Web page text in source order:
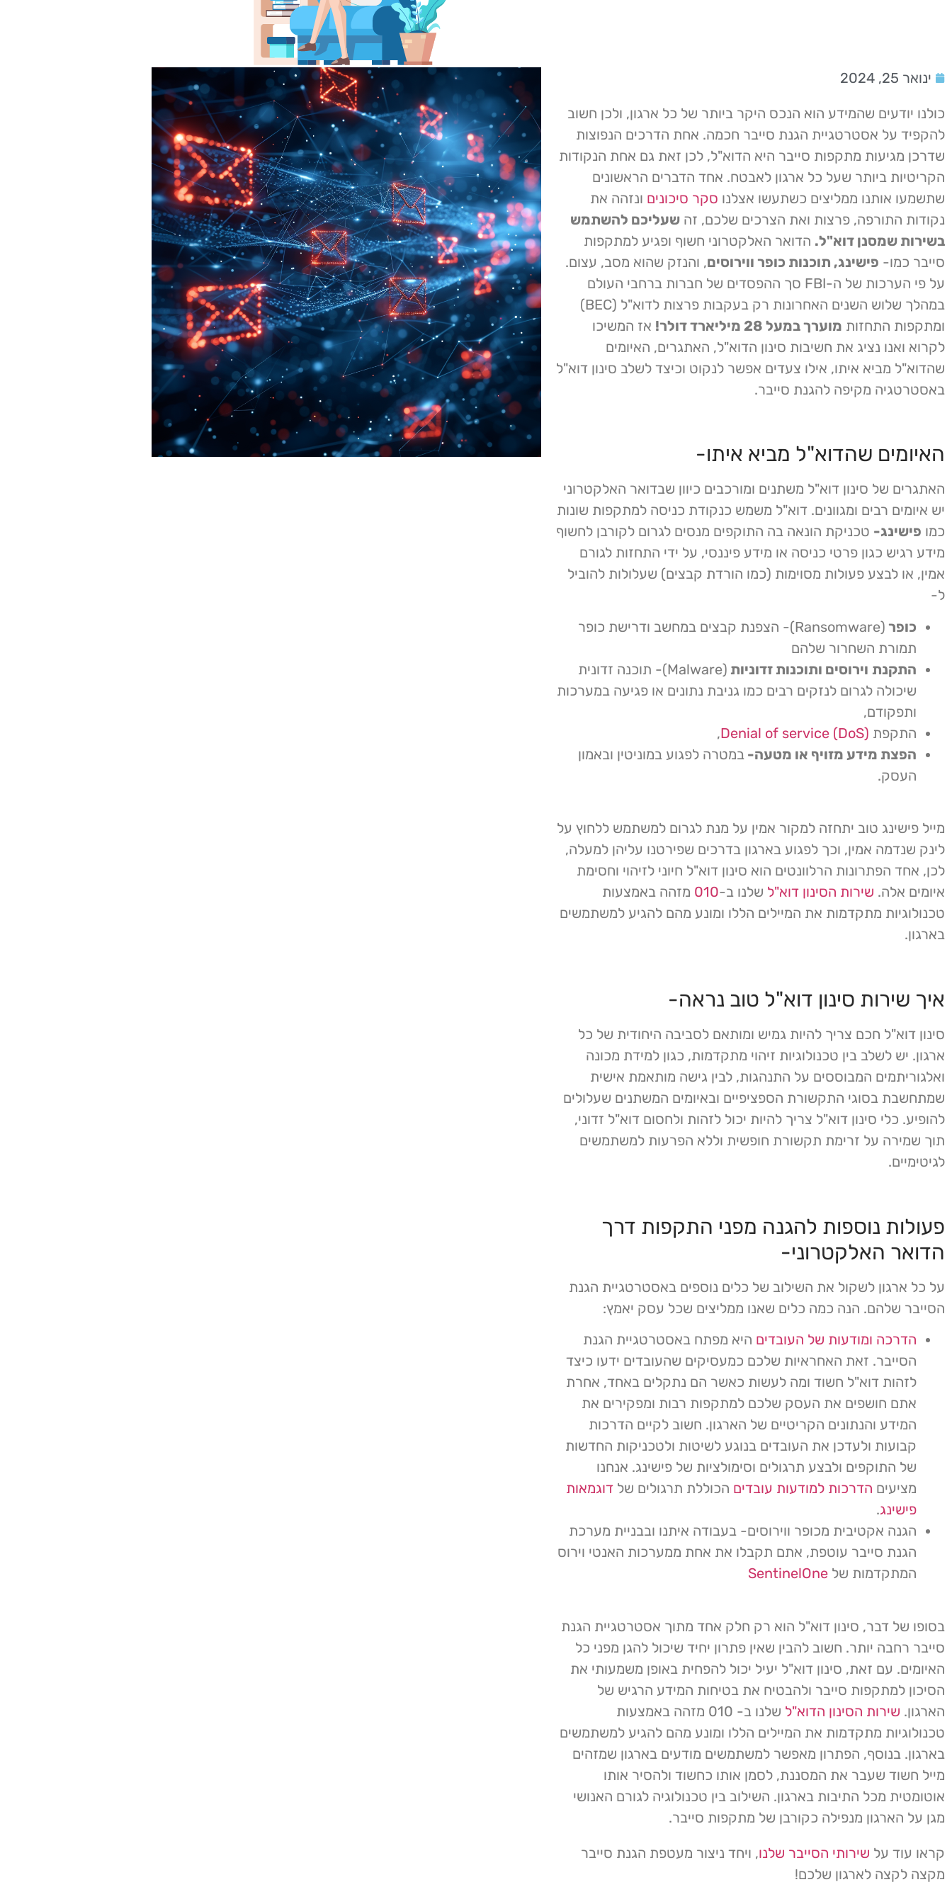
ינואר 25, 2024
כולנו יודעים שהמידע הוא הנכס היקר ביותר של כל ארגון, ולכן חשוב
להקפיד על אסטרטגיית הגנת סייבר חכמה. אחת הדרכים הנפוצות
שדרכן מגיעות מתקפות סייבר היא הדוא"ל, לכן זאת גם אחת הנקודות
הקריטיות ביותר שעל כל ארגון לאבטח. אחד הדברים הראשונים
שתשמעו אותנו ממליצים כשתעשו אצלנו סקר סיכונים ונזהה את
נקודות התורפה, פרצות ואת הצרכים שלכם, זה שעליכם להשתמש
בשירות שמסנן דוא"ל. הדואר האלקטרוני חשוף ופגיע למתקפות
סייבר כמו- פישינג, תוכנות כופר ווירוסים, והנזק שהוא מסב, עצום.
על פי הערכות של ה-FBI סך ההפסדים של חברות ברחבי העולם
במהלך שלוש השנים האחרונות רק בעקבות פרצות לדוא"ל (BEC)
ומתקפות התחזות מוערך במעל 28 מיליארד דולר!
אז המשיכו
לקרוא ואנו נציג את חשיבות סינון הדוא"ל, האתגרים, האיומים
שהדוא"ל מביא איתו, אילו צעדים אפשר לנקוט וכיצד לשלב סינון דוא"ל
באסטרטגיה מקיפה להגנת סייבר.
האיומים שהדוא"ל מביא איתו-
האתגרים של סינון דוא"ל משתנים ומורכבים כיוון שבדואר האלקטרוני
יש איומים רבים ומגוונים. דוא"ל משמש כנקודת כניסה למתקפות שונות
כמו פישינג- טכניקת הונאה בה התוקפים מנסים לגרום לקורבן לחשוף
מידע רגיש כגון פרטי כניסה או מידע פיננסי, על ידי התחזות לגורם
אמין, או לבצע פעולות מסוימות (כמו הורדת קבצים) שעלולות להוביל
ל-
כופר
(Ransomware)- הצפנת קבצים במחשב ודרישת כופר
תמורת השחרור שלהם
התקנת וירוסים ותוכנות זדוניות
(Malware)- תוכנה זדונית
שיכולה לגרום לנזקים רבים כמו גניבת נתונים או פגיעה במערכות
ותפקודם,
התקפת Denial of service (DoS)
,
הפצת מידע מזויף או מטעה- במטרה לפגוע במוניטין ובאמון
העסק.
מייל פישינג טוב יתחזה למקור אמין על מנת לגרום למשתמש ללחוץ על
לינק שנדמה אמין, וכך לפגוע בארגון בדרכים שפירטנו עליהן למעלה,
לכן, אחד הפתרונות הרלוונטים הוא סינון דוא"ל חיוני לזיהוי וחסימת
איומים אלה. שירות הסינון דוא"ל שלנו ב-010 מזהה באמצעות
טכנולוגיות מתקדמות את המיילים הללו ומונע מהם להגיע למשתמשים
בארגון.
איך שירות סינון דוא"ל טוב נראה-
סינון דוא"ל חכם צריך להיות גמיש ומותאם לסביבה היחודית של כל
ארגון. יש לשלב בין טכנולוגיות זיהוי מתקדמות, כגון למידת מכונה
ואלגוריתמים המבוססים על התנהגות, לבין גישה מותאמת אישית
שמתחשבת בסוגי התקשורת הספציפיים ובאיומים המשתנים שעלולים
להופיע. כלי סינון דוא"ל צריך להיות יכול לזהות ולחסום דוא"ל זדוני,
תוך שמירה על זרימת תקשורת חופשית וללא הפרעות למשתמשים
לגיטימיים.
פעולות נוספות להגנה מפני התקפות דרך
הדואר האלקטרוני-
על כל ארגון לשקול את השילוב של כלים נוספים באסטרטגיית הגנת
הסייבר שלהם. הנה כמה כלים שאנו ממליצים שכל עסק יאמץ:
הדרכה ומודעות של העובדים היא מפתח באסטרטגיית הגנת
הסייבר. זאת האחראיות שלכם כמעסיקים שהעובדים ידעו כיצד
לזהות דוא"ל חשוד ומה לעשות כאשר הם נתקלים באחד, אחרת
אתם חושפים את העסק שלכם למתקפות רבות ומפקירים את
המידע והנתונים הקריטיים של הארגון. חשוב לקיים הדרכות
קבועות ולעדכן את העובדים בנוגע לשיטות ולטכניקות החדשות
של התוקפים ולבצע תרגולים וסימולציות של פישינג. אנחנו
מציעים הדרכות למודעות עובדים הכוללת תרגולים של דוגמאות
פישינג.
הגנה אקטיבית מכופר ווירוסים- בעבודה איתנו ובבניית מערכת
הגנת סייבר עוטפת, אתם תקבלו את אחת ממערכות האנטי וירוס
המתקדמות של
בסופו של דבר, סינון דוא"ל הוא רק חלק אחד מתוך אסטרטגיית הגנת
סייבר רחבה יותר. חשוב להבין שאין פתרון יחיד שיכול להגן מפני כל
האיומים. עם זאת, סינון דוא"ל יעיל יכול להפחית באופן משמעותי את
הסיכון למתקפות סייבר ולהבטיח את בטיחות המידע הרגיש של
הארגון. שירות הסינון הדוא"ל
שלנו ב- 010 מזהה באמצעות
טכנולוגיות מתקדמות את המיילים הללו ומונע מהם להגיע למשתמשים
בארגון. בנוסף, הפתרון מאפשר למשתמשים מודעים בארגון שמזהים
מייל חשוד שעבר את המסננת, לסמן אותו כחשוד ולהסיר אותו
אוטומטית מכל התיבות בארגון. השילוב בין טכנולוגיה לגורם האנושי
מגן על הארגון מנפילה כקורבן של מתקפות סייבר.
קראו עוד על שירותי הסייבר שלנו, ויחד ניצור מעטפת הגנת סייבר
מקצה לקצה לארגון שלכם!